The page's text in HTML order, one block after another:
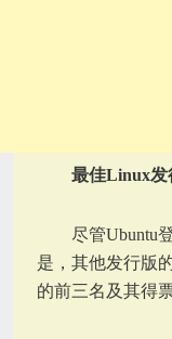
最佳Linux发
尽管Ubuntu
是，其他发行版
的前三名及其得